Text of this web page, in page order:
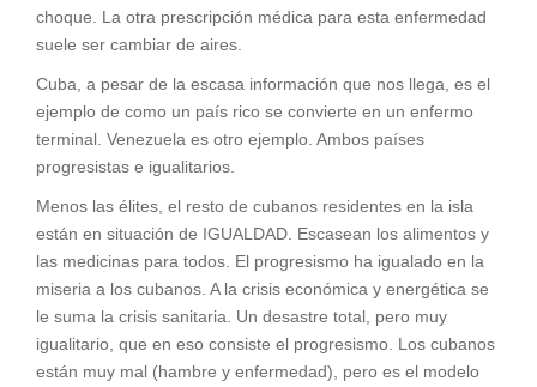
choque. La otra prescripción médica para esta enfermedad
suele ser cambiar de aires.
Cuba, a pesar de la escasa información que nos llega, es el
ejemplo de como un país rico se convierte en un enfermo
terminal. Venezuela es otro ejemplo. Ambos países
progresistas e igualitarios.
Menos las élites, el resto de cubanos residentes en la isla
están en situación de IGUALDAD. Escasean los alimentos y
las medicinas para todos. El progresismo ha igualado en la
miseria a los cubanos. A la crisis económica y energética se
le suma la crisis sanitaria. Un desastre total, pero muy
igualitario, que en eso consiste el progresismo. Los cubanos
están muy mal (hambre y enfermedad), pero es el modelo